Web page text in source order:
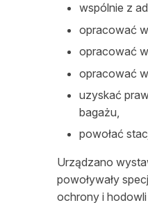
wspólnie z
opracować
opracować
opracować
uzyskać
bagażu,
powołać
Urządzano
powoływały
ochrony i